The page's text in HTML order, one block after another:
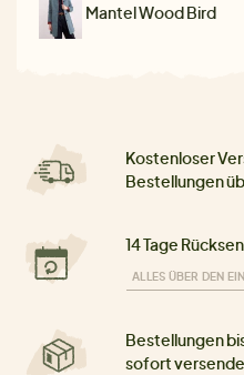
Mantel Wood Bird
Kostenloser
Bestellungen
14 Tage
ALLES ÜBER DEN
Bestellungen
sofort